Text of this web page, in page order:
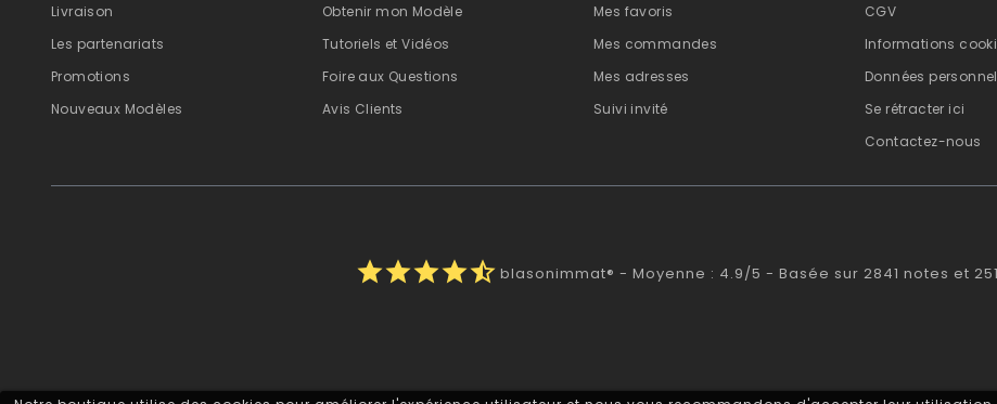
Livraison
Les partenariats
Promotions
Nouveaux Modèles
Obtenir mon Modèle
Tutoriels et Vidéos
Foire aux Questions
Avis Clients
Mes favoris
Mes commandes
Mes adresses
Suivi invité
CGV
Informations
Données
Se rétracter ici
Contactez-nous
starstarstarstarstar_half blasonimmat® - Moyenne : 4.9/5 - Basée sur 2841 notes et